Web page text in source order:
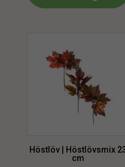
Höstlöv | Höstlövsmix
cm